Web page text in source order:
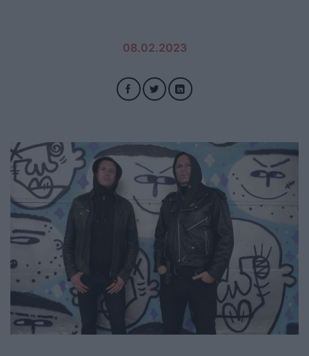
08.02.2023